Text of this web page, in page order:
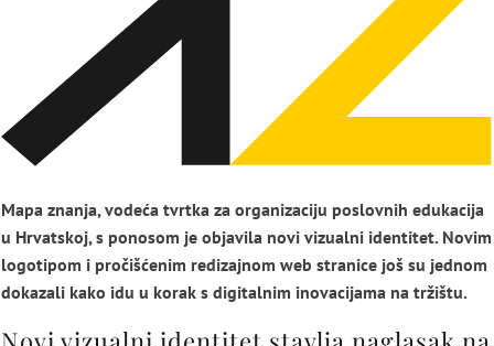
Mapa znanja, vodeća tvrtka za organizaciju poslovnih edukacija
u Hrvatskoj, s ponosom je objavila novi vizualni identitet. Novim
logotipom i pročišćenim redizajnom web stranice još su jednom
dokazali kako idu u korak s digitalnim inovacijama na tržištu.